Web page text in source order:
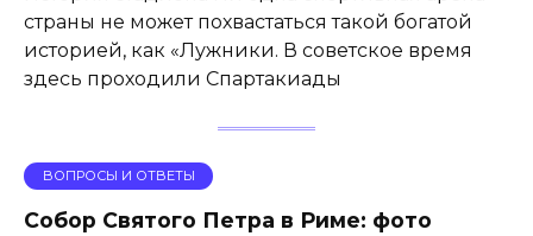
страны не может похвастаться такой богатой
историей, как «Лужники. В советское время
здесь проходили Спартакиады
ВОПРОСЫ И ОТВЕТЫ
Собор Святого Петра в Риме: фото